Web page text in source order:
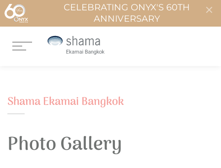
CELEBRATING ONYX'S 60TH
ANNIVERSARY
Shama Ekamai Bangkok
Photo Gallery